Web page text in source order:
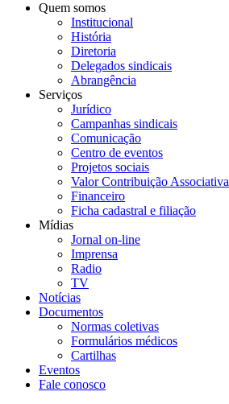
Quem somos
Institucional
História
Diretoria
Delegados sindicais
Abrangência
Serviços
Jurídico
Campanhas sindicais
Comunicação
Centro de eventos
Projetos sociais
Valor Contribuição Associativa
Financeiro
Ficha cadastral e filiação
Mídias
Jornal on-line
Imprensa
Radio
TV
Notícias
Documentos
Normas coletivas
Formulários médicos
Cartilhas
Eventos
Fale conosco